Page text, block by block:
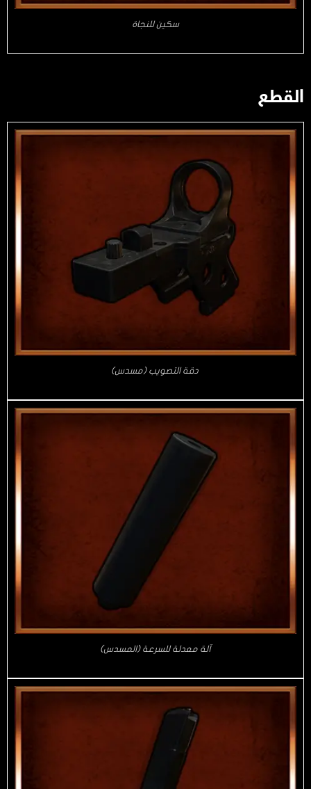
سكين للنجاة
القطع
دقة التصويب (مسدس)
آلة معدلة للسرعة (المسدس)